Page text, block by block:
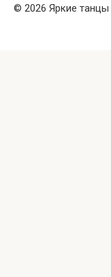
© 2026 Яркие танцы